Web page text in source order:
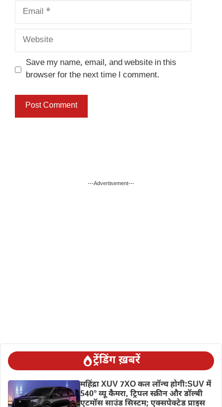
Email
Website
Save my name, email, and website in this
browser for the next time I comment.
---Advertisement---
ट्रेंडिंग ख़बरें
महिंद्रा XUV 7XO कल लॉन्च होगी:SUV में
540° व्यू कैमरा, ट्रिपल स्क्रीन और डॉल्बी
एटमॉस साउंड सिस्टम; एक्सपेक्टेड प्राइस